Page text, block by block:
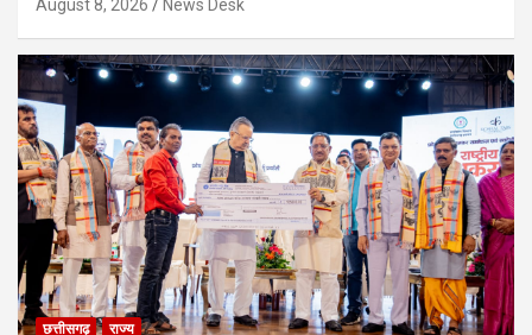
August 8, 2026 News Desk
छत्तीसगढ़ राज्य